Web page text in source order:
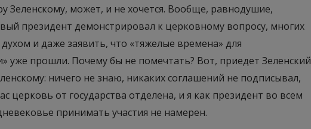
Зеленскому, может, и не хочется. Вообще, равнодушие,
президент демонстрировал к церковному вопросу, многих
и даже заявить, что «тяжелые времена» для
уже прошли. Почему бы не помечтать? Вот, приедет Зеленский
ничего не знаю, никаких соглашений не подписывал,
церковь от государства отделена, и я как президент во всем
принимать участия не намерен.